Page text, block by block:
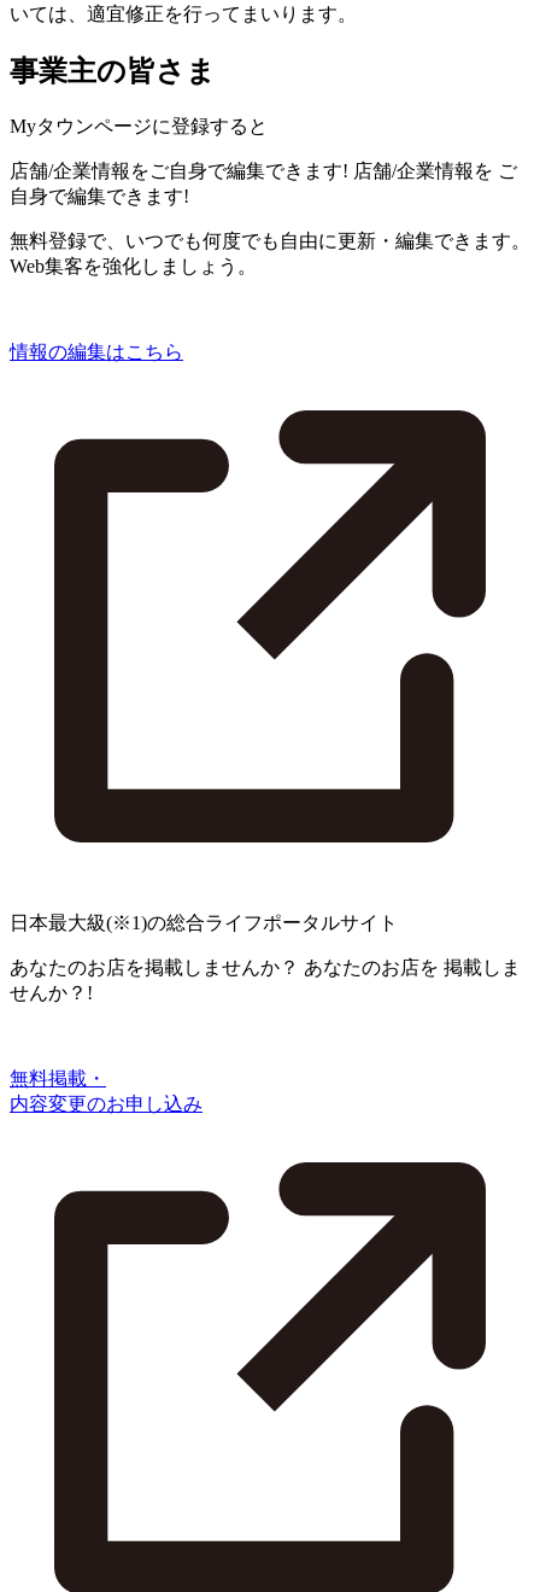
いては、適宜修正を行ってまいります。
事業主の皆さま
Myタウンページに登録すると
店舗/企業情報をご自身で編集できます! 店舗/企業情報を ご
自身で編集できます!
無料登録で、いつでも何度でも自由に更新・編集できます。
Web集客を強化しましょう。
情報の編集はこちら
日本最大級(※1)の総合ライフポータルサイト
あなたのお店を掲載しませんか？ あなたのお店を 掲載しま
せんか？!
無料掲載・
内容変更のお申し込み